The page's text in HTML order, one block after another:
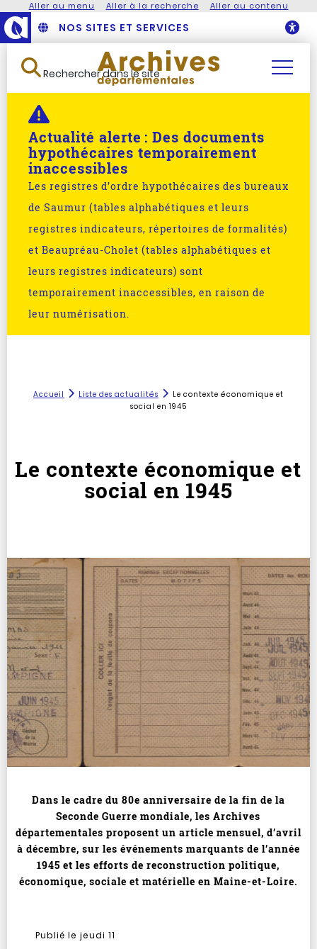
Aller au menu Aller à la recherche Aller au contenu
NOS SITES ET SERVICES
Rechercher dans le site
Actualité alerte : Des documents
hypothécaires temporairement
inaccessibles
Les registres d’ordre hypothécaires des bureaux
de Saumur (tables alphabétiques et leurs
registres indicateurs, répertoires de formalités)
et Beaupréau-Cholet (tables alphabétiques et
leurs registres indicateurs) sont
temporairement inaccessibles, en raison de
leur numérisation.
Accueil Liste des actualités
Le contexte économique et
social en 1945
Le contexte économique et
social en 1945
Dans le cadre du 80e anniversaire de la fin de la
Seconde Guerre mondiale, les Archives
départementales proposent un article mensuel, d’avril
à décembre, sur les événements marquants de l’année
1945 et les efforts de reconstruction politique,
économique, sociale et matérielle en Maine-et-Loire.
Publié le jeudi 11